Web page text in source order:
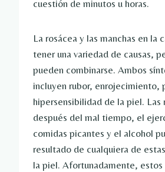
cuestión de minutos u horas.
La rosácea y las manchas en la
tener una variedad de causas,
pueden combinarse. Ambos
incluyen rubor, enrojecimiento,
hipersensibilidad de la piel. Las
después del mal tiempo, el
comidas picantes y el alcohol
resultado de cualquiera de
la piel. Afortunadamente, estos